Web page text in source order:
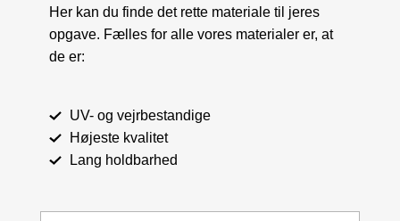
Her kan du finde det rette materiale til jeres
opgave. Fælles for alle vores materialer er, at
de er:
UV- og vejrbestandige
Højeste kvalitet
Lang holdbarhed